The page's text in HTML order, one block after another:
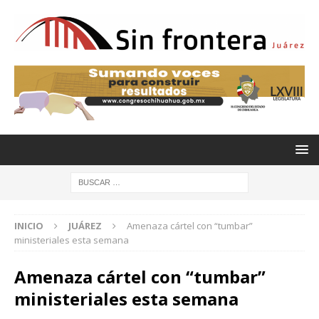
INICIO JUÁREZ
Amenaza cártel con “tumbar”
ministeriales esta semana
Amenaza cártel con “tumbar”
ministeriales esta semana